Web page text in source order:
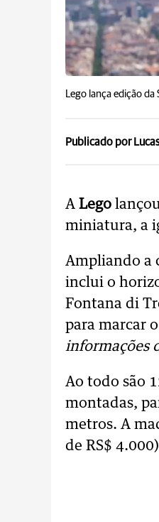
Lego lança edição da
Publicado por
A Lego
miniatura, a
Ampliando a
inclui o
Fontana di
para marcar
informações
Ao todo são
montadas,
metros. A
de RS$